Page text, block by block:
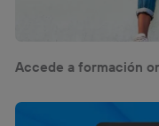
Accede a formación